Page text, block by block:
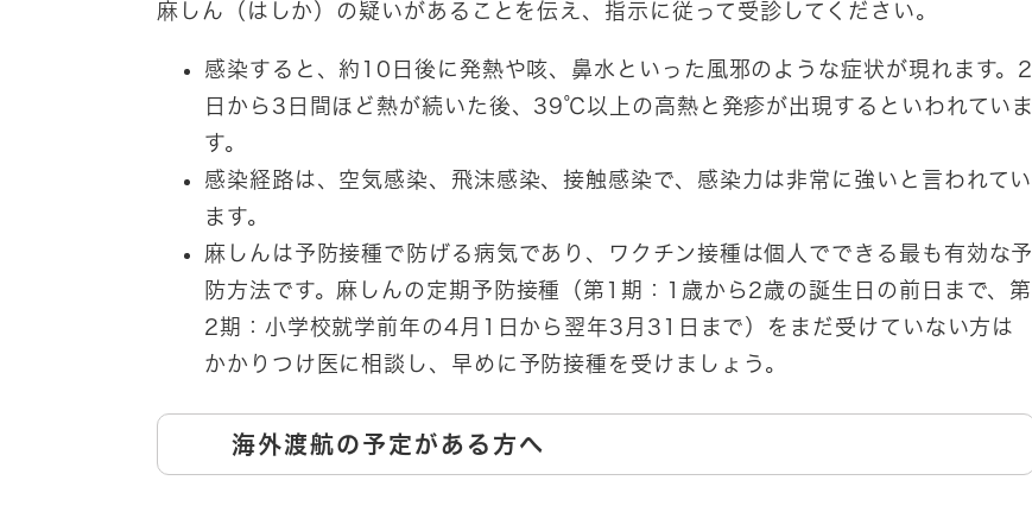
麻しん（はしか）の疑いがあることを伝え、指示に従って受診してください。
感染すると、約10日後に発熱や咳、鼻水といった風邪のような症状が現れます。2
日から3日間ほど熱が続いた後、39℃以上の高熱と発疹が出現するといわれていま
す。
感染経路は、空気感染、飛沫感染、接触感染で、感染力は非常に強いと言われてい
ます。
麻しんは予防接種で防げる病気であり、ワクチン接種は個人でできる最も有効な予
防方法です。麻しんの定期予防接種（第1期：1歳から2歳の誕生日の前日まで、第
2期：小学校就学前年の4月1日から翌年3月31日まで）をまだ受けていない方は
かかりつけ医に相談し、早めに予防接種を受けましょう。
海外渡航の予定がある方へ